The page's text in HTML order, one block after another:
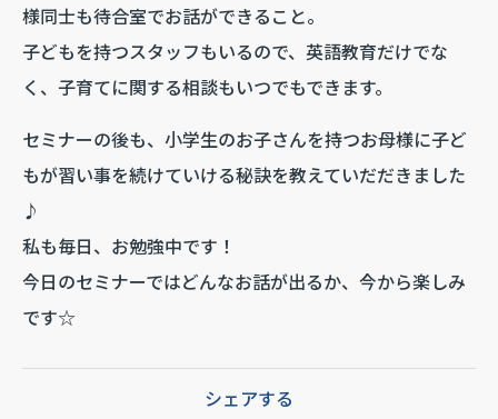
様同士も待合室でお話ができること。
子どもを持つスタッフもいるので、英語教育だけでな
く、子育てに関する相談もいつでもできます。
セミナーの後も、小学生のお子さんを持つお母様に子ど
もが習い事を続けていける秘訣を教えていだだきました
♪
私も毎日、お勉強中です！
今日のセミナーではどんなお話が出るか、今から楽しみ
です☆
シェアする